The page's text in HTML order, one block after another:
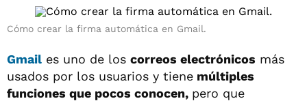
Cómo crear la firma automática en Gmail.
Gmail es uno de los correos electrónicos más
usados por los usuarios y tiene múltiples
funciones que pocos conocen, pero que